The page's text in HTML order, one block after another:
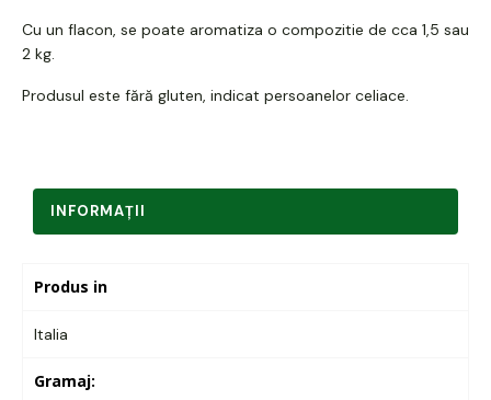
Cu un flacon, se poate aromatiza o compozitie de cca 1,5 sau
2 kg.
Produsul este fără gluten, indicat persoanelor celiace.
INFORMAŢII
Produs in
Italia
Gramaj: